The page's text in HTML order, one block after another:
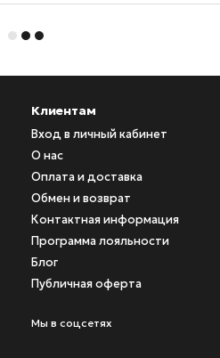
Клиентам
Вход в личный кабинет
О нас
Оплата и доставка
Обмен и возврат
Контактная информация
Программа лояльности
Блог
Публичная оферта
Мы в соцсетях